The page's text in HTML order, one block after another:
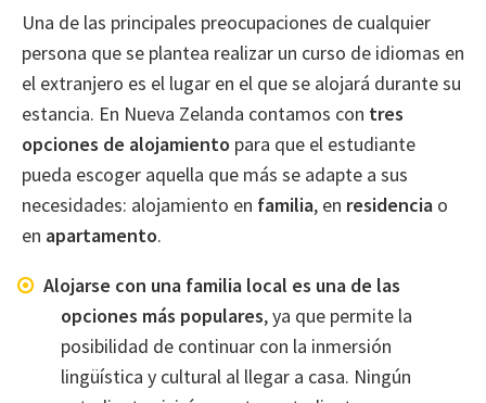
Una de las principales preocupaciones de cualquier
persona que se plantea realizar un curso de idiomas en
el extranjero es el lugar en el que se alojará durante su
estancia. En Nueva Zelanda contamos con tres
opciones de alojamiento para que el estudiante
pueda escoger aquella que más se adapte a sus
necesidades: alojamiento en familia, en residencia o
en apartamento.
Alojarse con una familia local es una de las
opciones más populares, ya que permite la
posibilidad de continuar con la inmersión
lingüística y cultural al llegar a casa. Ningún